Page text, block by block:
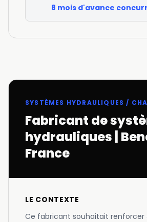
8 mois d'avance
SYSTÈMES HYDRAULIQUES /
Fabricant de
hydrauliques |
France
LE CONTEXTE
Ce fabricant souhaitait renforcer